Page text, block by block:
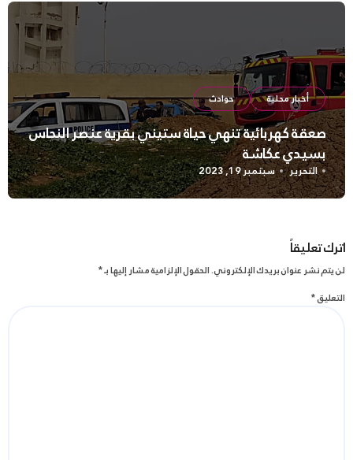
أخبار محلية حوادث
صعقة كهربائية تنهي حياة ستيني بقرية عنصر النحاس
بسيدي عكاشة
التحرير سبتمبر 19, 2023
اترك تعليقاً
لن يتم نشر عنوان بريدك الإلكتروني.الحقول الإلزامية مشار إليها بـ*
التعليق*